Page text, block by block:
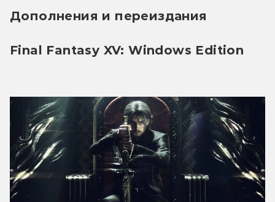
Дополнения и переиздания
Final Fantasy XV: Windows Edition